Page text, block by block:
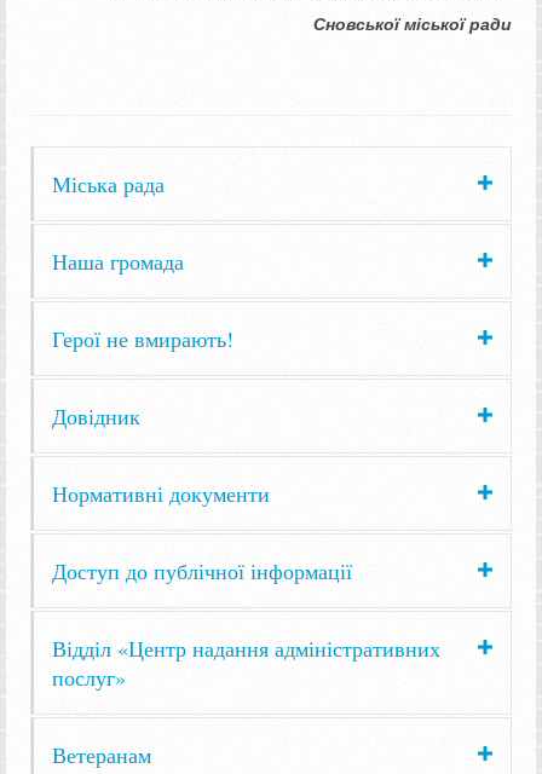
Сновської міської ради
Міська рада
Наша громада
Герої не вмирають!
Довідник
Нормативні документи
Доступ до публічної інформації
Відділ «Центр надання адміністративних
послуг»
Ветеранам